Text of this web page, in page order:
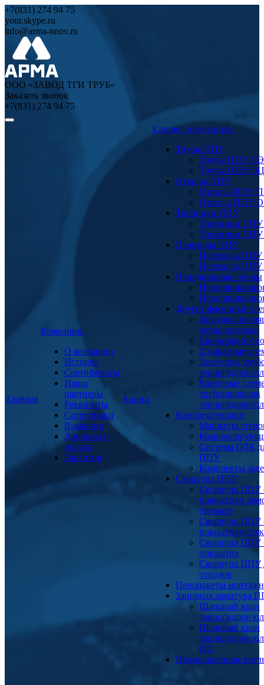
+7(831) 274 94 75
your.skype.ru
info@arma-nnov.ru
ООО «ЗАВОД ТГИ ТРУБ»
Заказать звонок
+7(831) 274 94 75
Главная
Компания
О компании
История
Сертификаты
Наши
партнеры
Реквизиты
Сотрудники
Вакансии
Доставка и
оплата
Гарантия
Акции
Каталог продукции
Трубы ППУ
Трубы ППУ ПЭ
Трубы ППУ ОЦ
Отводы ППУ
Отводы ППУ
Отводы ППУ
Тройники ППУ
Тройники
Тройники
Переходы ППУ
Переходы
Переходы
Неподвижные опоры
Неподвижная
Неподвижная
Другие фасонные
Заглушка
металлическая
Скользящие
Z-образные
Элементы
Концевые
трубопроводов
Комплектующие
Манжеты
Система ОДК
ППУ
Комплекты
Скорлупа ППУ
Скорлупа ППУ
покрытием
(фольга)
Скорлупа ППУ
покрытием
Скорлупа ППУ
покрытия
Скорлупа ППУ
отводов
Пенопакеты
Запорная арматура
Шаровый кран
Шаровый кран
ОЦ
Промышленные